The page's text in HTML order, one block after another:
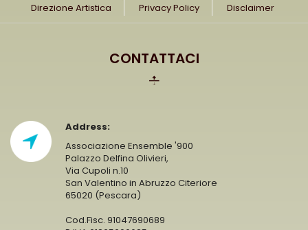
Direzione Artistica
Privacy Policy Disclaimer
CONTATTACI
Address:
Associazione Ensemble '900
Palazzo Delfina Olivieri,
Via Cupoli n.10
San Valentino in Abruzzo Citeriore
65020 (Pescara)
Cod.Fisc. 91047690689